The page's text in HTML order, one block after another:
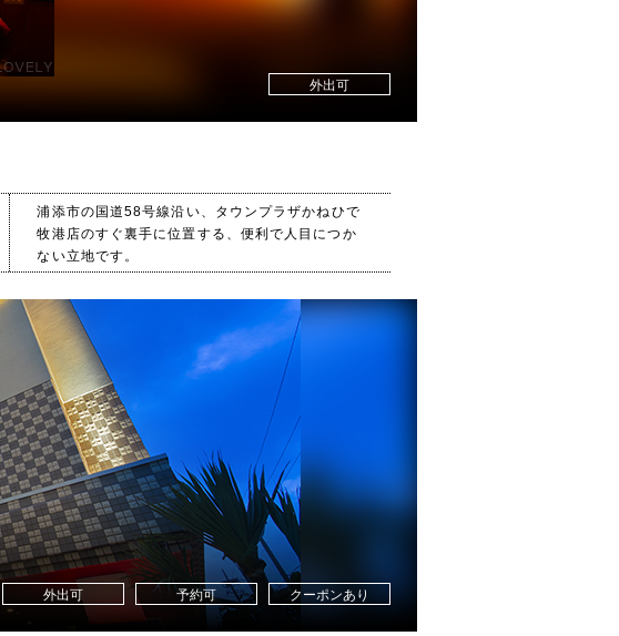
外出可
浦添市の国道58号線沿い、タウンプラザかねひで
牧港店のすぐ裏手に位置する、便利で人目につか
ない立地です。
外出可 予約可 クーポンあり